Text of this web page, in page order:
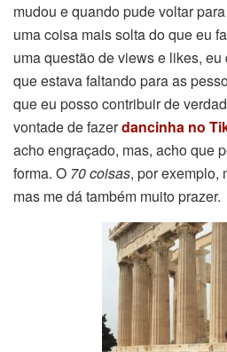
mudou e quando pude voltar
uma coisa mais solta do que eu
uma questão de views e likes,
que estava faltando para as
que eu posso contribuir de
vontade de fazerdancinha no
acho engraçado, mas, acho que
forma. O 70 coisas, por exemplo,
mas me dá também muito prazer.